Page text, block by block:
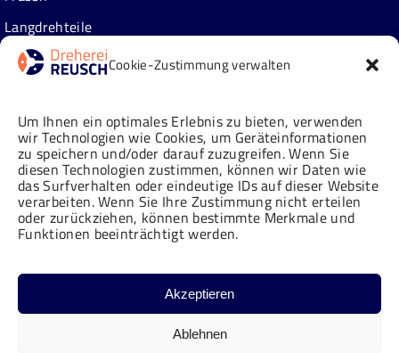
Cookie-Zustimmung verwalten
Um Ihnen ein optimales Erlebnis zu bieten, verwenden
wir Technologien wie Cookies, um Geräteinformationen
zu speichern und/oder darauf zuzugreifen. Wenn Sie
diesen Technologien zustimmen, können wir Daten wie
das Surfverhalten oder eindeutige IDs auf dieser Website
verarbeiten. Wenn Sie Ihre Zustimmung nicht erteilen
oder zurückziehen, können bestimmte Merkmale und
Funktionen beeinträchtigt werden.
Akzeptieren
Ablehnen
Markus Reusch
Langdrehteile
Zusatzleistungen
Über uns
Neuigkeiten
Historie
Karriere